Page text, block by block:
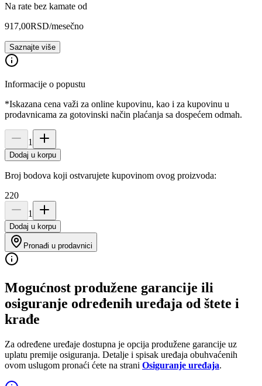
Na rate bez kamate od
917,00RSD/mesečno
Saznajte više
Informacije o popustu
*Iskazana cena važi za online kupovinu, kao i za kupovinu u
prodavnicama za gotovinski način plaćanja sa dospećem odmah.
1
Dodaj u korpu
Broj bodova koji ostvarujete kupovinom ovog proizvoda:
220
1
Dodaj u korpu
Pronađi u prodavnici
Mogućnost produžene garancije ili
osiguranje određenih uređaja od štete i
krađe
Za određene uređaje dostupna je opcija produžene garancije uz
uplatu premije osiguranja. Detalje i spisak uređaja obuhvaćenih
ovom uslugom pronaći ćete na strani Osiguranje uređaja.